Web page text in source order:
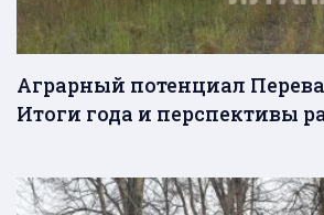
Аграрный потенциал
Итоги года и перспективы